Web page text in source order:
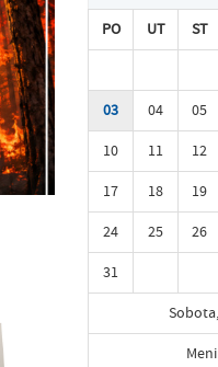
PO UT ST
03
04 05
10
11 12
17
18 19
24
25 26
31